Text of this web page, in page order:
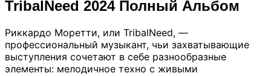
TribalNeed 2024 Полный Альбом
Риккардо Моретти, или TribalNeed, —
профессиональный музыкант, чьи захватывающие
выступления сочетают в себе разнообразные
элементы: мелодичное техно с живыми